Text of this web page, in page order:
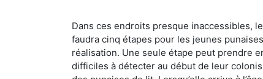
Dans ces endroits presque inaccessibles,
faudra cinq étapes pour les jeunes
réalisation. Une seule étape peut prendre
difficiles à détecter au début de leur